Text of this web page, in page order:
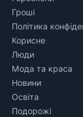
Гроші
Політика
Корисне
Люди
Мода та краса
Новини
Освіта
Подорожі